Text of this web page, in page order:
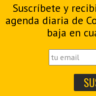
Suscríbete y
agenda diaria de
baja en